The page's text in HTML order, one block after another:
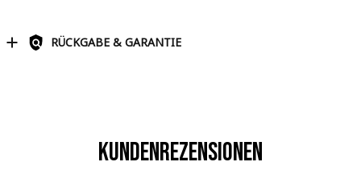
RÜCKGABE & GARANTIE
Kundenrezensionen